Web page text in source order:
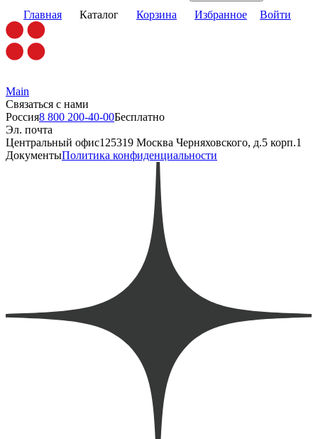
Главная Каталог Корзина Избранное Войти
Main
Связаться с нами
Россия8 800 200-40-00Бесплатно
Эл. почта
Центральный офис125319 Москва Черняховского, д.5 корп.1
ДокументыПолитика конфиденциальности